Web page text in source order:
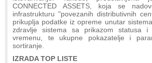
CONNECTED ASSETS, koja se
infrastrukturu "povezanih distributivnih
prikuplja podatke iz opreme unutar
zdravlje sistema sa prikazom statusa
vremenu, te ukupne pokazatelje i
sortiranje.
IZRADA TOP LISTE